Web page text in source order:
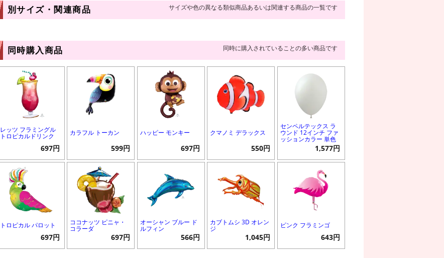
別サイズ・関連商品 サイズや色の異なる類似商品あるいは関連する商品の一覧です
同時購入商品 同時に購入されていることの多い商品です
レッツ フラミングル
トロピカルドリンク
697円
カラフル トーカン
599円
ハッピー モンキー
697円
クマノミ デラックス
550円
センペルテックス ラ
ウンド 12インチ ファ
ッションカラー 単色
1,577円
トロピカル パロット
697円
ココナッツ ピニャ・
コラーダ
697円
オーシャン ブルー ド
ルフィン
566円
カブトムシ 3D オレン
ジ
1,045円
ピンク フラミンゴ
643円